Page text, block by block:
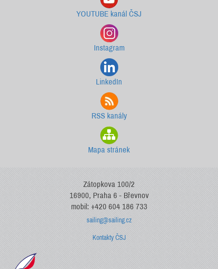
YOUTUBE kanál ČSJ
Instagram
LinkedIn
RSS kanály
Mapa stránek
Zátopkova 100/2
16900, Praha 6 - Břevnov
mobil: +420 604 186 733
sailing@sailing.cz
Kontakty ČSJ